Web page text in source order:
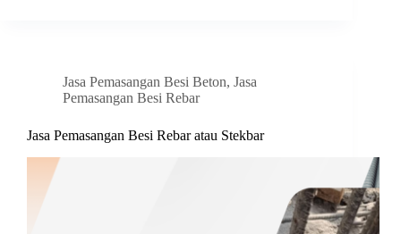
Jasa Pemasangan Besi Beton, Jasa
Pemasangan Besi Rebar
Jasa Pemasangan Besi Rebar atau Stekbar